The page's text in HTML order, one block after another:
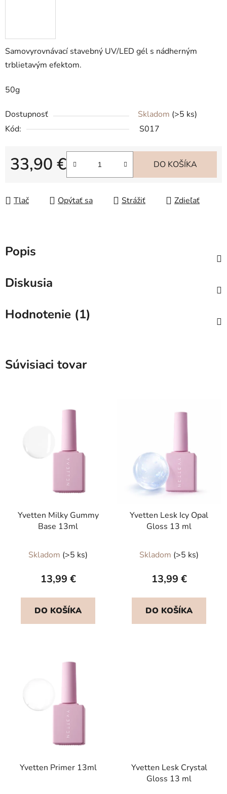
Samovyrovnávací stavebný UV/LED gél s nádherným
trblietavým efektom.
50g
Dostupnosť Skladom (>5 ks)
Kód:
S017
33,90 €
Jednotková cena:
DO KOŠÍKA
Tlač Opýtať sa Strážiť Zdieľať
Popis
Diskusia
Hodnotenie (1)
Súvisiaci tovar
Yvetten Milky Gummy
Base 13ml
Skladom (>5 ks)
13,99 €
DO KOŠÍKA
Yvetten Lesk Icy Opal
Gloss 13 ml
Skladom (>5 ks)
13,99 €
DO KOŠÍKA
Yvetten Primer 13ml
Yvetten Lesk Crystal
Gloss 13 ml